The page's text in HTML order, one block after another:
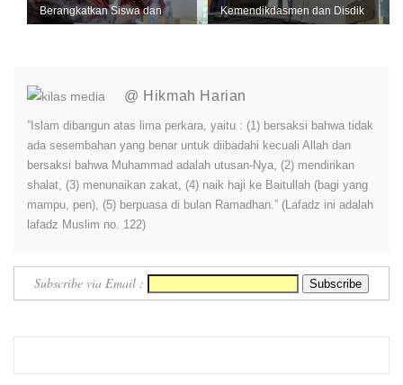
Berangkatkan Siswa dan
Guru Melalui Infak Rp 500
Kemendikdasmen dan Disdik
Jabar Segera Perbaiki
@ Hikmah Harian
”Islam dibangun atas lima perkara, yaitu : (1) bersaksi bahwa tidak
ada sesembahan yang benar untuk diibadahi kecuali Allah dan
bersaksi bahwa Muhammad adalah utusan-Nya, (2) mendirikan
shalat, (3) menunaikan zakat, (4) naik haji ke Baitullah (bagi yang
mampu, pen), (5) berpuasa di bulan Ramadhan.” (Lafadz ini adalah
lafadz Muslim no. 122)
Subscribe via Email :